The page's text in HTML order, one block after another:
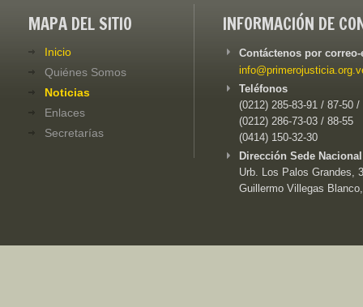
MAPA DEL SITIO
Inicio
Quiénes Somos
Noticias
Enlaces
Secretarías
INFORMACIÓN DE
Contáctenos por
Teléfonos
(0212) 285-83-91 / 87-50 /
(0212) 286-73-03 / 88-55
(0414) 150-32-30
Dirección Sede
Urb. Los Palos Grandes,
Guillermo Villegas